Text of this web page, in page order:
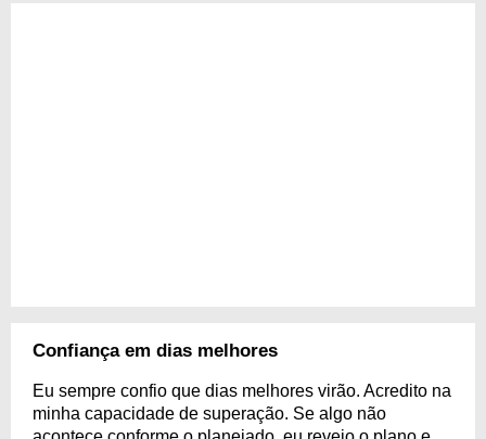
Confiança em dias melhores
Eu sempre confio que dias melhores virão. Acredito na
minha capacidade de superação. Se algo não